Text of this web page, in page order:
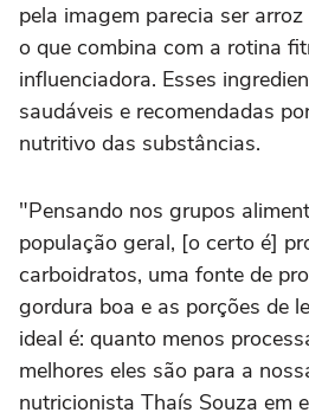
pela imagem parecia ser
o que combina com a rotina
influenciadora. Esses
saudáveis e recomendadas
nutritivo das substâncias.
"Pensando nos grupos
população geral, [o certo é]
carboidratos, uma fonte de
gordura boa e as porções de
ideal é: quanto menos
melhores eles são para a
nutricionista Thaís Souza em